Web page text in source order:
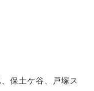
保土ケ谷、戸塚スポ